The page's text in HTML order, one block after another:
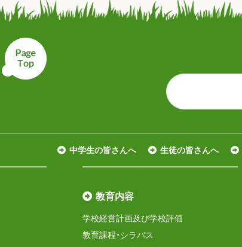
中学生の皆さんへ 生徒の皆さんへ
教育内容
学校経営計画及び学校評価
教育課程・シラバス